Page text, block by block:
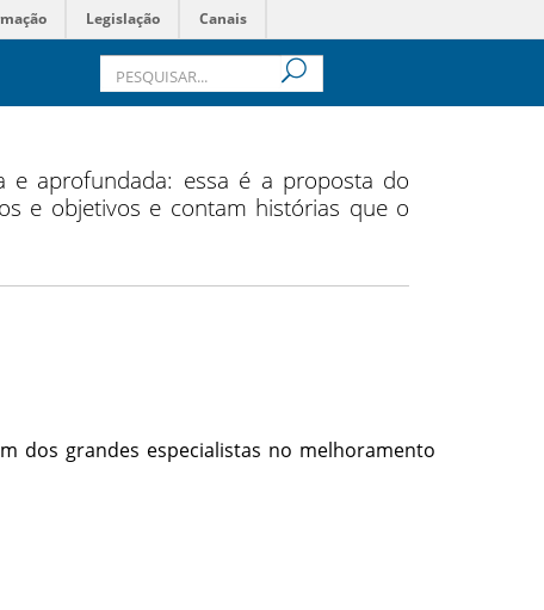
Legislação Canais
e aprofundada: essa é a proposta do
e objetivos e contam histórias que o
dos grandes especialistas no melhoramento